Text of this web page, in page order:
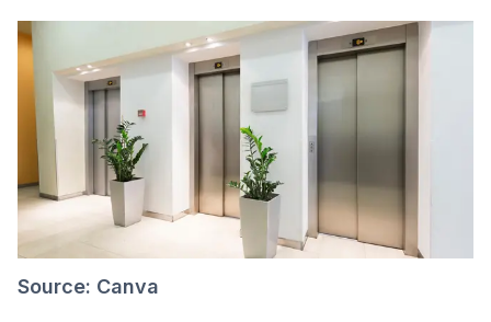
Source: Canva